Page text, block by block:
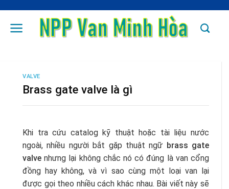
content
VALVE
Brass gate valve là gì
Khi tra cứu catalog kỹ thuật hoặc tài liệu nước
ngoài, nhiều người bắt gặp thuật ngữ brass gate
valve nhưng lại không chắc nó có đúng là van cổng
đồng hay không, và vì sao cùng một loại van lại
được gọi theo nhiều cách khác nhau. Bài viết này sẽ